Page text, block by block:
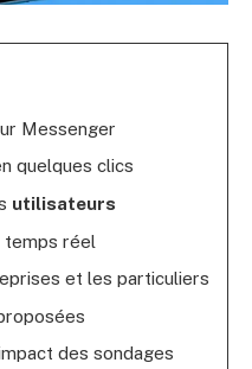
Messenger
quelques clics
utilisateurs
temps réel
et les particuliers
des sondages